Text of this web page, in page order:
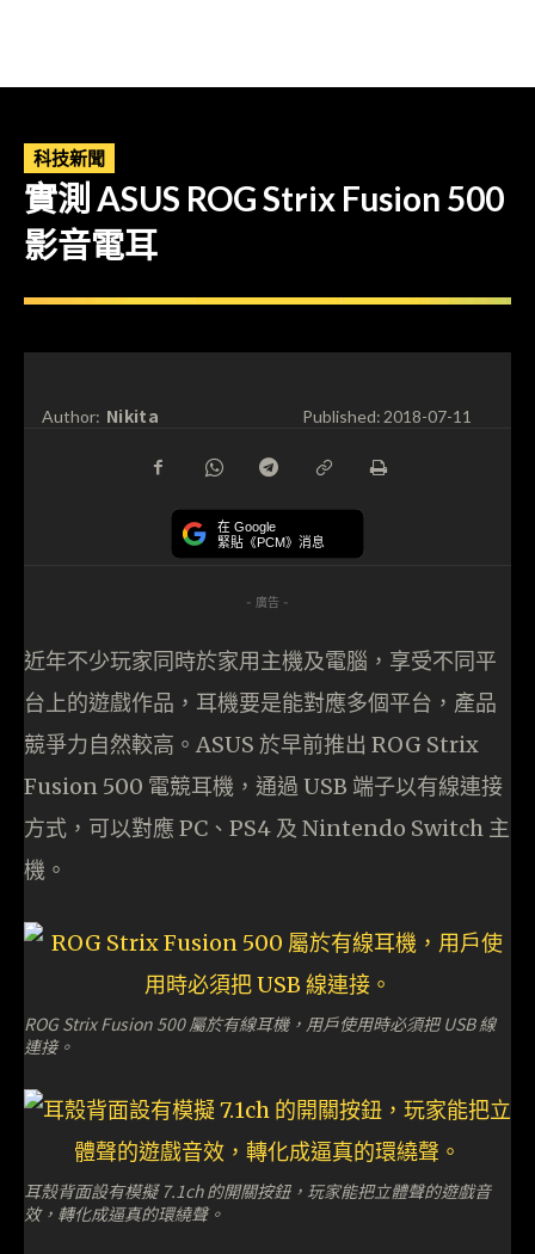
科技新聞
實測 ASUS ROG Strix Fusion 500
影音電耳
Author: Nikita Published:2018-07-11
在 Google
緊貼《PCM》消息
- 廣告 -
近年不少玩家同時於家用主機及電腦，享受不同平
台上的遊戲作品，耳機要是能對應多個平台，產品
競爭力自然較高。ASUS 於早前推出 ROG Strix
Fusion 500 電競耳機，通過 USB 端子以有線連接
方式，可以對應 PC、PS4 及 Nintendo Switch 主
機。
ROG Strix Fusion 500 屬於有線耳機，用戶使用時必須把 USB 線
連接。
耳殼背面設有模擬 7.1ch 的開關按鈕，玩家能把立體聲的遊戲音
效，轉化成逼真的環繞聲。